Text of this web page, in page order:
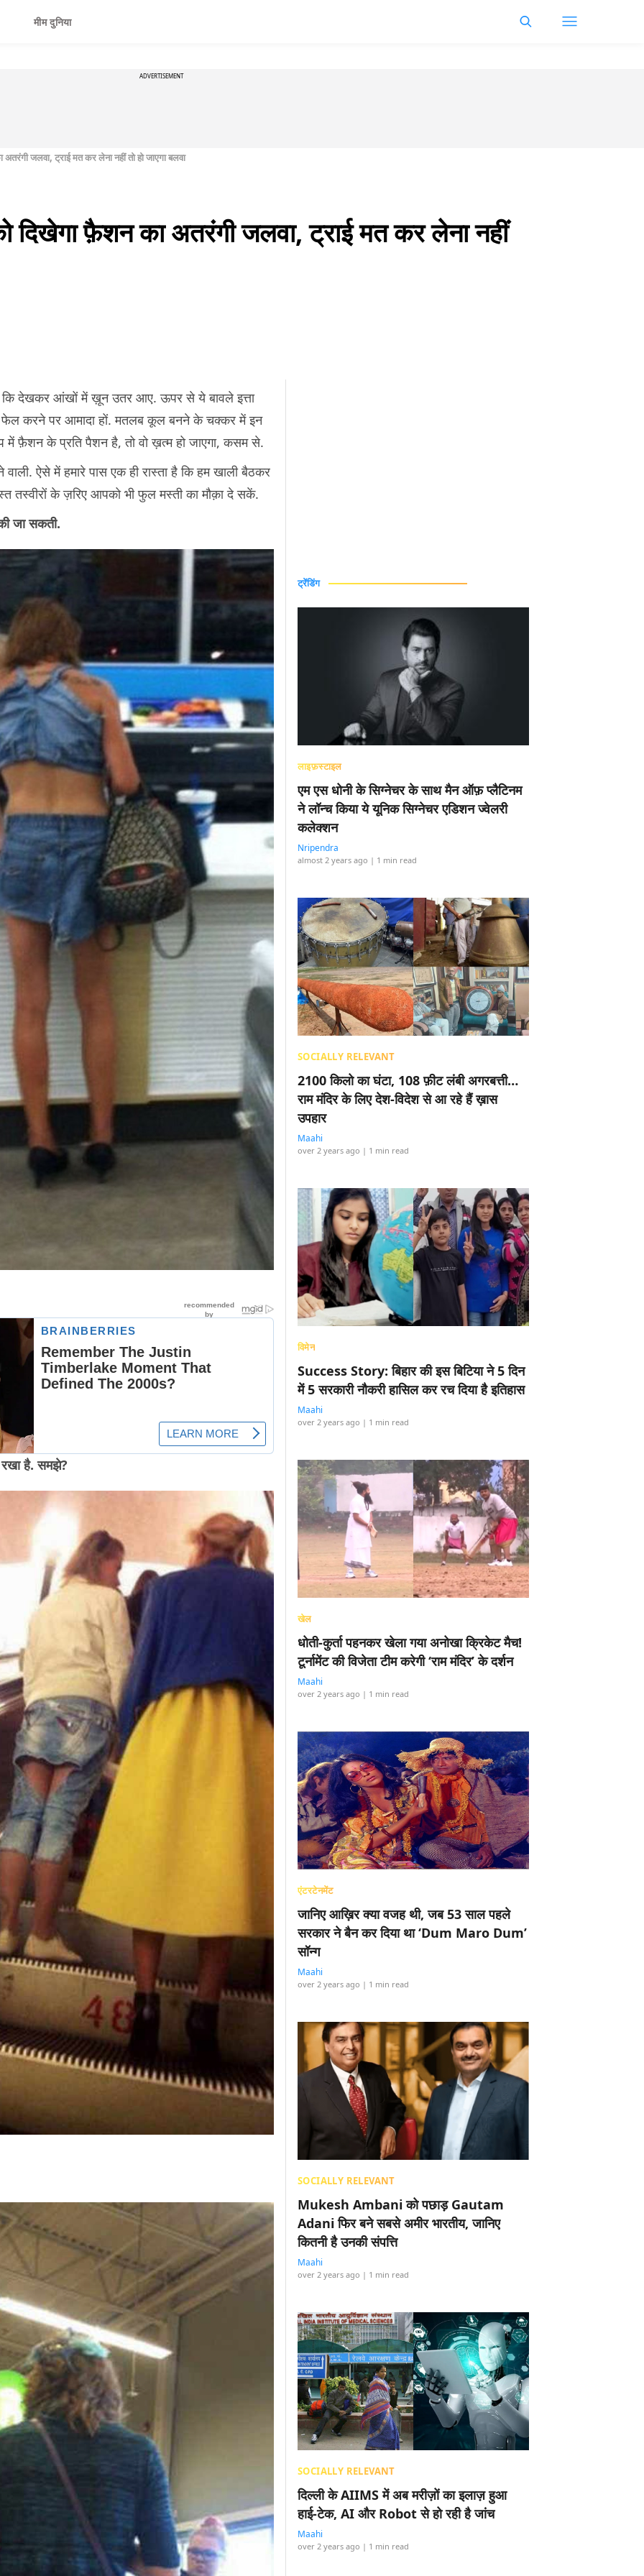
मीम दुनिया
ADVERTISEMENT
जलवा, ट्राई मत कर लेना नहीं तो हो जाएगा बलवा
दिखेगा फ़ैशन का अतरंगी जलवा, ट्राई मत कर लेना नहीं
देखकर आंखों में ख़ून उतर आए. ऊपर से ये बावले इत्ता
फेल करने पर आमादा हों. मतलब कूल बनने के चक्कर में इन
फ़ैशन के प्रति पैशन है, तो वो ख़त्म हो जाएगा, कसम से.
ऐसे में हमारे पास एक ही रास्ता है कि हम खाली बैठकर
तस्वीरों के ज़रिए आपको भी फुल मस्ती का मौक़ा दे सकें.
जा सकती.
है. समझे?
ट्रेंडिंग
लाइफ़स्टाइल
एम एस धोनी के सिग्नेचर के साथ मैन ऑफ़ प्लैटिनम
ने लॉन्च किया ये यूनिक सिग्नेचर एडिशन ज्वेलरी
कलेक्शन
Nripendra
almost 2 years ago | 1 min read
SOCIALLY RELEVANT
2100 किलो का घंटा, 108 फ़ीट लंबी अगरबत्ती…
राम मंदिर के लिए देश-विदेश से आ रहे हैं ख़ास
उपहार
Maahi
over 2 years ago | 1 min read
विमेन
Success Story: बिहार की इस बिटिया ने 5 दिन
में 5 सरकारी नौकरी हासिल कर रच दिया है इतिहास
Maahi
over 2 years ago | 1 min read
खेल
धोती-कुर्ता पहनकर खेला गया अनोखा क्रिकेट मैच!
टूर्नामेंट की विजेता टीम करेगी ‘राम मंदिर’ के दर्शन
Maahi
over 2 years ago | 1 min read
एंटरटेनमेंट
जानिए आख़िर क्या वजह थी, जब 53 साल पहले
सरकार ने बैन कर दिया था ‘Dum Maro Dum’
सॉन्ग
Maahi
over 2 years ago | 1 min read
SOCIALLY RELEVANT
Mukesh Ambani को पछाड़ Gautam
Adani फिर बने सबसे अमीर भारतीय, जानिए
कितनी है उनकी संपत्ति
Maahi
over 2 years ago | 1 min read
SOCIALLY RELEVANT
दिल्ली के AIIMS में अब मरीज़ों का इलाज़ हुआ
हाई-टेक, AI और Robot से हो रही है जांच
Maahi
over 2 years ago | 1 min read